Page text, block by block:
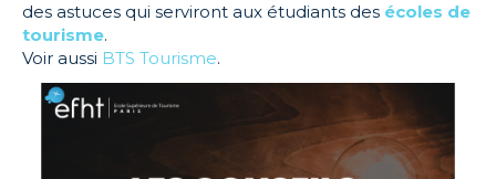
des astuces qui serviront aux étudiants des écoles de
tourisme.
Voir aussi BTS Tourisme.